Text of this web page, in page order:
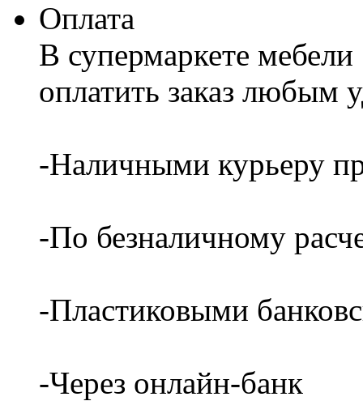
Оплата
В супермаркете
оплатить заказ любым
-Наличными курьеру
-По безналичному
-Пластиковыми
-Через онлайн-банк